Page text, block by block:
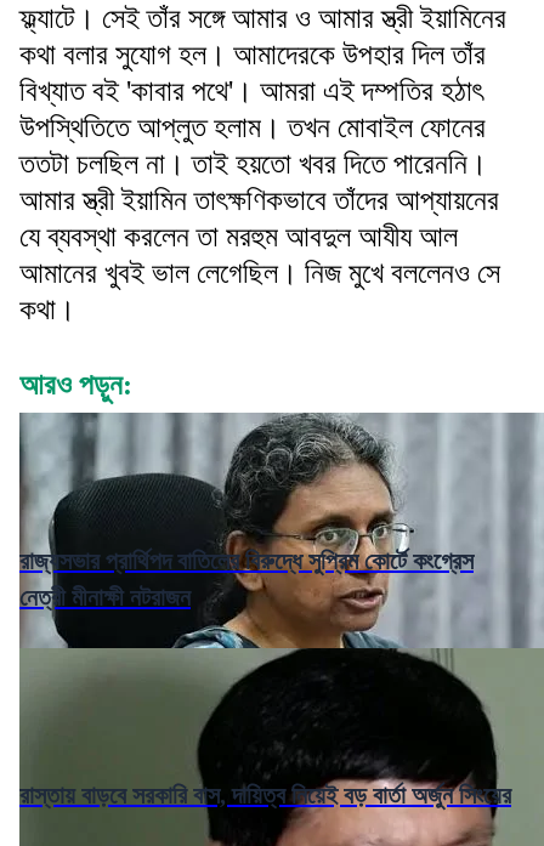
ফ্ল্যাটে। সেই তাঁর সঙ্গে আমার ও আমার স্ত্রী ইয়ামিনের
কথা বলার সুযোগ হল। আমাদেরকে উপহার দিল তাঁর
বিখ্যাত বই 'কাবার পথে'। আমরা এই দম্পতির হঠাৎ
উপস্থিতিতে আপ্লুত হলাম। তখন মোবাইল ফোনের
ততটা চলছিল না। তাই হয়তো খবর দিতে পারেননি।
আমার স্ত্রী ইয়ামিন তাৎক্ষণিকভাবে তাঁদের আপ্যায়নের
যে ব্যবস্থা করলেন তা মরহুম আবদুল আযীয আল
আমানের খুবই ভাল লেগেছিল। নিজ মুখে বললেনও সে
কথা।
আরও পড়ুন:
রাজ্যসভার প্রার্থিপদ বাতিলের বিরুদ্ধে সুপ্রিম কোর্টে কংগ্রেস
নেত্রী মীনাক্ষী নটরাজন
রাস্তায় বাড়বে সরকারি বাস, দায়িত্ব নিয়েই বড় বার্তা অর্জুন সিংয়ের